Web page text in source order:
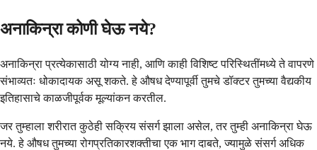
अनाकिन्रा कोणी घेऊ नये?
अनाकिन्रा प्रत्येकासाठी योग्य नाही, आणि काही विशिष्ट परिस्थितींमध्ये ते वापरणे
संभाव्यतः धोकादायक असू शकते. हे औषध देण्यापूर्वी तुमचे डॉक्टर तुमच्या वैद्यकीय
इतिहासाचे काळजीपूर्वक मूल्यांकन करतील.
जर तुम्हाला शरीरात कुठेही सक्रिय संसर्ग झाला असेल, तर तुम्ही अनाकिन्रा घेऊ
नये. हे औषध तुमच्या रोगप्रतिकारशक्तीचा एक भाग दाबते, ज्यामुळे संसर्ग अधिक